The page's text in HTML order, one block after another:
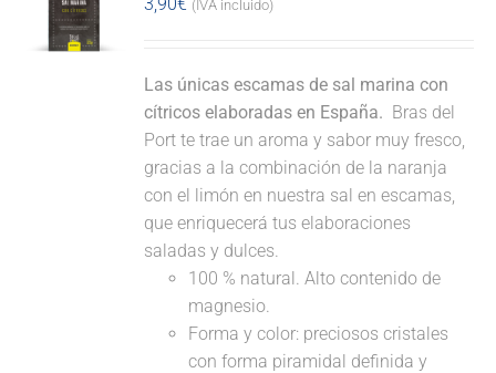
(IVA incluido)
Las únicas escamas de sal marina con
cítricos elaboradas en España. Bras del
Port te trae un aroma y sabor muy fresco,
gracias a la combinación de la naranja
con el limón en nuestra sal en escamas,
que enriquecerá tus elaboraciones
saladas y dulces.
100 % natural. Alto contenido de
magnesio.
Forma y color: preciosos cristales
con forma piramidal definida y